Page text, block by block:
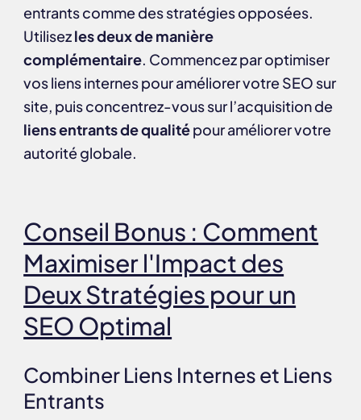
entrants comme des stratégies opposées.
Utilisezles deux de manière
complémentaire. Commencez par optimiser
vos liens internes pour améliorer votre SEO sur
site, puis concentrez-vous sur l’acquisition de
liens entrants de qualitépour améliorer votre
autorité globale.
Conseil Bonus : Comment
Maximiser l'Impact des
Deux Stratégies pour un
SEO Optimal
Combiner Liens Internes et Liens
Entrants